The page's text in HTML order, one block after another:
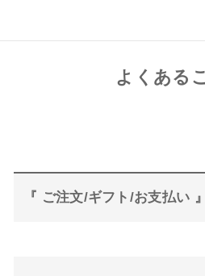
よくある
『 ご注文/ギフト/お支払い